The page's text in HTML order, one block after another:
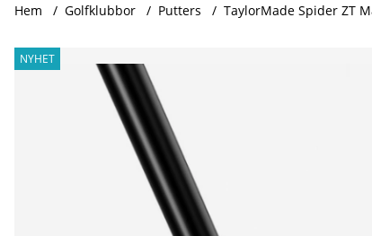
Hem Golfklubbor Putters TaylorMade Spider ZT
NYHET
Produktbilder TaylorMade Spider ZT Max Putter